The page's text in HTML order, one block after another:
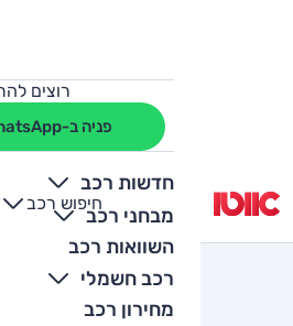
רוצים
פניה ב-WhatsApp
חדשות רכב
מבחני רכב
השוואות רכב
רכב חשמלי
מחירון רכב
חיפוש רכב
+
-